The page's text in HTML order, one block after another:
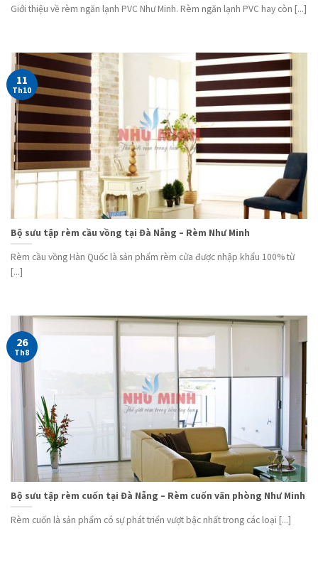
Giới thiệu về rèm ngăn lạnh PVC Như Minh. Rèm ngăn lạnh PVC hay còn [...]
Bộ sưu tập rèm cầu vồng tại Đà Nẵng – Rèm Như Minh
Rèm cầu vồng Hàn Quốc là sản phẩm rèm cửa được nhập khẩu 100% từ
[...]
11
Th10
Bộ sưu tập rèm cuốn tại Đà Nẵng – Rèm cuốn văn phòng Như Minh
Rèm cuốn là sản phẩm có sự phát triển vượt bậc nhất trong các loại [...]
26
Th8